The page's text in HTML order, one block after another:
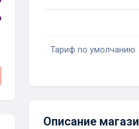
Тариф по умолчанию
Описание